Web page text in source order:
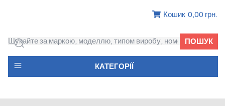
Кошик 0,00 грн.
КАТЕГОРІЇ
ПОШУК